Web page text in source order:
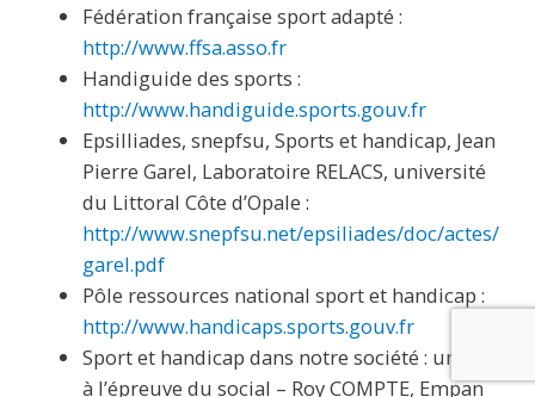
Fédération française sport adapté :
http://www.ffsa.asso.fr
Handiguide des sports :
http://www.handiguide.sports.gouv.fr
Epsilliades, snepfsu, Sports et handicap, Jean
Pierre Garel, Laboratoire RELACS, université
du Littoral Côte d’Opale :
http://www.snepfsu.net/epsiliades/doc/actes/
garel.pdf
Pôle ressources national sport et handicap :
http://www.handicaps.sports.gouv.fr
Sport et handicap dans notre société : un défi
à l’épreuve du social – Roy COMPTE, Empan